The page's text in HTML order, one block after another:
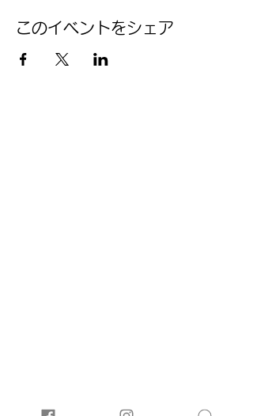
このイベントをシェア